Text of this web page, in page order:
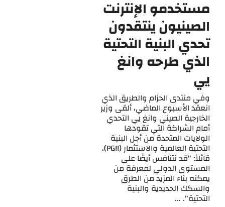
مستخدمو الإنترنت
الصينيون ينتقدون
تحدي البنية التحتية
الذي طرحه وانغ
يي
وفي منتدى الحزام والطريق الذي
انعقد الأسبوع الماضي، ألقى وزير
الخارجية الصيني وانغ يي التحدي
أمام الشراكة التي تقودها
الولايات المتحدة من أجل البنية
التحتية العالمية والاستثمار (PGII)،
قائلاً: "قد نتنافس أيضًا على
المستوى الدولي لمعرفة من
يمكنه بناء المزيد من الطرق
والسكك الحديدية والبنية
التحتية". ...